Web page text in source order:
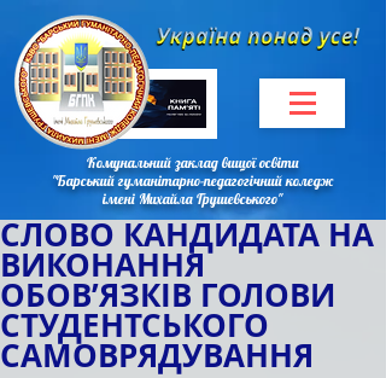
Комунальний заклад вищої освіти
"Барський гуманітарно-педагогічний коледж
імені Михайла Грушевського"
СЛОВО КАНДИДАТА НА
ВИКОНАННЯ
ОБОВ’ЯЗКІВ ГОЛОВИ
СТУДЕНТСЬКОГО
САМОВРЯДУВАННЯ